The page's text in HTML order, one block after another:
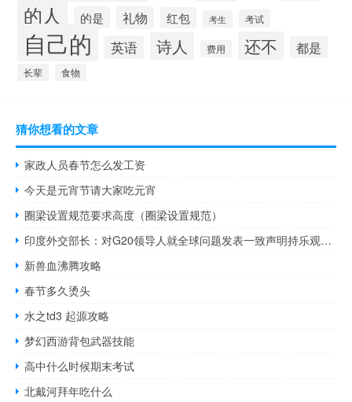
的人 的是 礼物 红包 考生 考试
自己的 英语 诗人 费用 还不 都是
长辈 食物
猜你想看的文章
家政人员春节怎么发工资
今天是元宵节请大家吃元宵
圈梁设置规范要求高度（圈梁设置规范）
印度外交部长：对G20领导人就全球问题发表一致声明持乐观态度
新兽血沸腾攻略
春节多久烫头
水之td3 起源攻略
梦幻西游背包武器技能
高中什么时候期末考试
北戴河拜年吃什么